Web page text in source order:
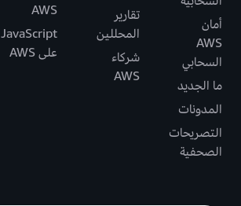
أمان
AWS
السحابي
ما الجديد
المدونات
التصريحات
الصحفية
تقارير
المحللين
شركاء
AWS
AWS
JavaScript
على AWS